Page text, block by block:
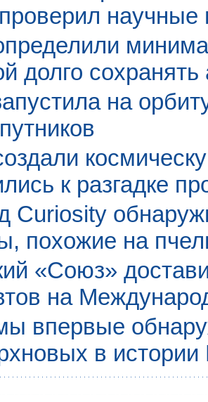
научные
долго
на
к разгадке
Curiosity
похожие на
«Союз»
на
впервые
в